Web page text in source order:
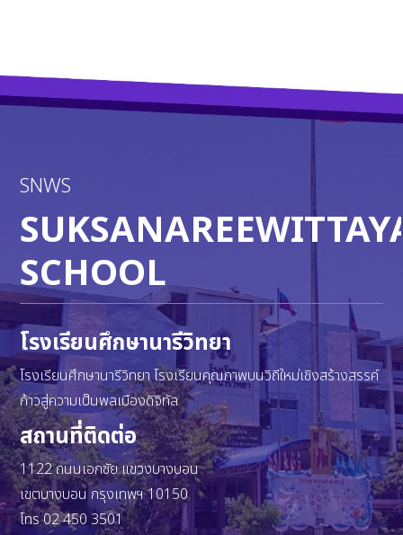
SNWS
SCHOOL
โรงเรียนศึกษานารีวิทยา
โรงเรียนศึกษานารีวิทยา โรงเรียนคุณภาพบนวิถีใหม่เชิงสร้างสรรค์
ก้าวสู่ความเป็นพลเมืองดิจิทัล
สถานที่ติดต่อ
1122 ถนนเอกชัย แขวงบางบอน
เขตบางบอน กรุงเทพฯ 10150
โทร 02 450 3501